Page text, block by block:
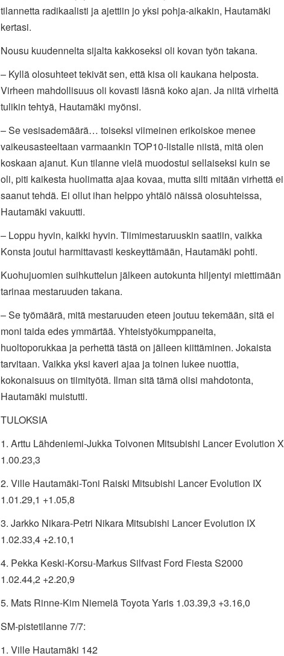
tilannetta radikaalisti ja ajettiin jo yksi pohja-aikakin, Hautamäki
kertasi.
Nousu kuudennelta sijalta kakkoseksi oli kovan työn takana.
– Kyllä olosuhteet tekivät sen, että kisa oli kaukana helposta.
Virheen mahdollisuus oli kovasti läsnä koko ajan. Ja niitä virheitä
tulikin tehtyä, Hautamäki myönsi.
– Se vesisademäärä… toiseksi viimeinen erikoiskoe menee
vaikeusasteeltaan varmaankin TOP10-listalle niistä, mitä olen
koskaan ajanut. Kun tilanne vielä muodostui sellaiseksi kuin se
oli, piti kaikesta huolimatta ajaa kovaa, mutta silti mitään virhettä ei
saanut tehdä. Ei ollut ihan helppo yhtälö näissä olosuhteissa,
Hautamäki vakuutti.
– Loppu hyvin, kaikki hyvin. Tiimimestaruuskin saatiin, vaikka
Konsta joutui harmittavasti keskeyttämään, Hautamäki pohti.
Kuohujuomien suihkuttelun jälkeen autokunta hiljentyi miettimään
tarinaa mestaruuden takana.
– Se työmäärä, mitä mestaruuden eteen joutuu tekemään, sitä ei
moni taida edes ymmärtää. Yhteistyökumppaneita,
huoltoporukkaa ja perhettä tästä on jälleen kiittäminen. Jokaista
tarvitaan. Vaikka yksi kaveri ajaa ja toinen lukee nuottia,
kokonaisuus on tiimityötä. Ilman sitä tämä olisi mahdotonta,
Hautamäki muistutti.
TULOKSIA
1. Arttu Lähdeniemi-Jukka Toivonen Mitsubishi Lancer Evolution X
1.00.23,3
2. Ville Hautamäki-Toni Raiski Mitsubishi Lancer Evolution IX
1.01.29,1 +1.05,8
3. Jarkko Nikara-Petri Nikara Mitsubishi Lancer Evolution IX
1.02.33,4 +2.10,1
4. Pekka Keski-Korsu-Markus Silfvast Ford Fiesta S2000
1.02.44,2 +2.20,9
5. Mats Rinne-Kim Niemelä Toyota Yaris 1.03.39,3 +3.16,0
SM-pistetilanne 7/7:
1. Ville Hautamäki 142